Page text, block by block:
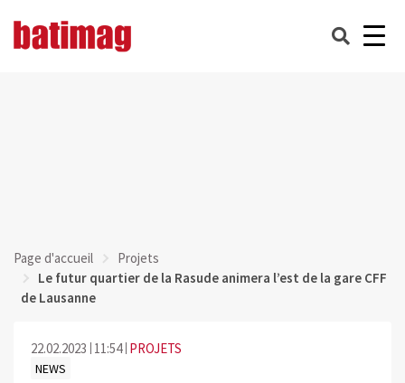
Page d'accueil
Projets
Le futur quartier de la Rasude animera l’est de la gare CFF
de Lausanne
22.02.2023 11:54 PROJETS
NEWS